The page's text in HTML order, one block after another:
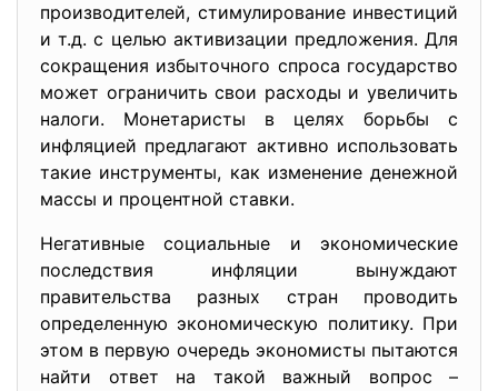
производителей, стимулирование инвестиций
и т.д. с целью активизации предложения. Для
сокращения избыточного спроса государство
может ограничить свои расходы и увеличить
налоги. Монетаристы в целях борьбы с
инфляцией предлагают активно использовать
такие инструменты, как изменение денежной
массы и процентной ставки.
Негативные социальные и экономические
последствия инфляции вынуждают
правительства разных стран проводить
определенную экономическую политику. При
этом в первую очередь экономисты пытаются
найти ответ на такой важный вопрос –